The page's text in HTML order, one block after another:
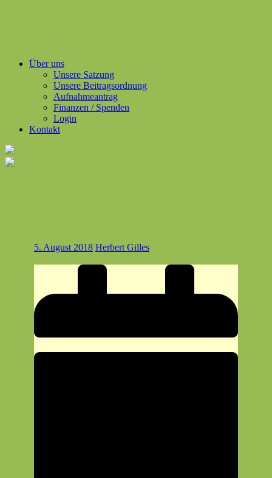
Über uns
Unsere Satzung
Unsere Beitragsordnung
Aufnahmeantrag
Finanzen / Spenden
Login
Kontakt
5. August 2018 Herbert Gilles